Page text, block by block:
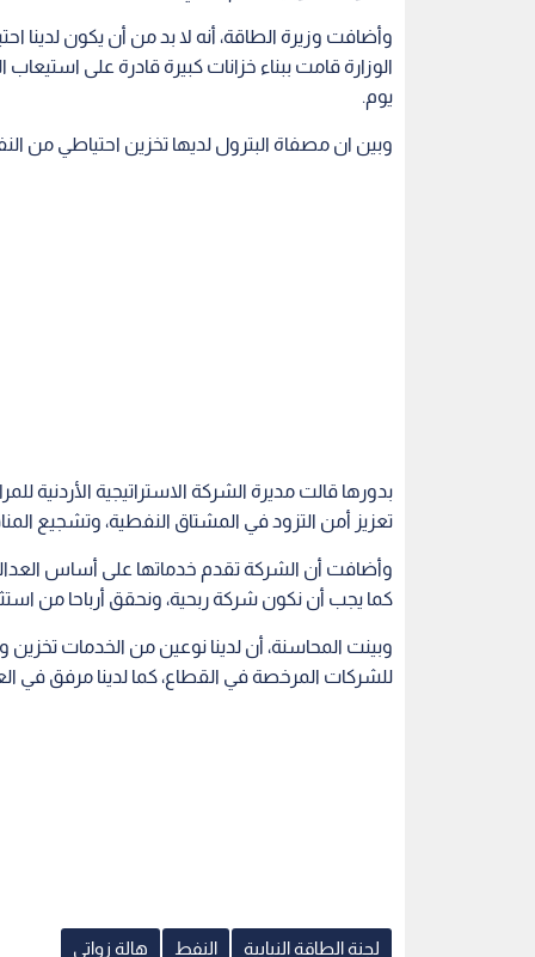
وأضافت وزيرة الطاقة، أنه لا بد من أن يكون لدينا
يوم.
وبين ان مصفاة البترول لديها تخزين احتياطي من النفط
بدورها قالت مديرة الشركة الاستراتيجية الأردنية
تعزيز أمن التزود في المشتاق النفطية، وتشجيع
وأضافت أن الشركة تقدم خدماتها على أساس
كما يجب أن نكون شركة ربحية، ونحقق أرباحا من
وبينت المحاسنة، أن لدينا نوعين من الخدمات تخزين
للشركات المرخصة في القطاع، كما لدينا مرفق في
لجنة الطاقة النيابية النفط هالة زواتي